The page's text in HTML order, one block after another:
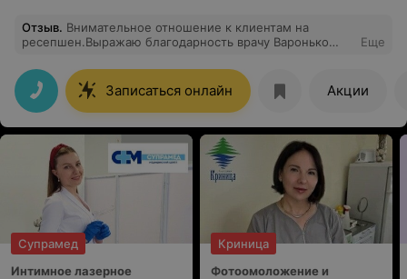
Отзыв. Внимательное отношение к клиентам на
ресепшен.Выражаю благодарность врачу Варонько
консультацию, внимательное отношение и чуткость.
Ваша компетентность, терпение и готовность
подробно разъяснить все вопросы внушают доверие и
уверенность в правильности лечения. Спасибо Вам за
заботу о здоровье пациентов и индивидуальный
подход.
Еще
Записаться онлайн Акции
Супрамед
Интимное лазерное
Криница
Фотоомоложение и